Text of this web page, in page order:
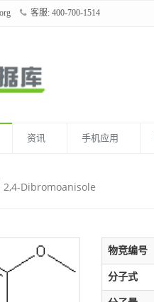
客服: 400-700-1514
资讯 手机应用
2,4-Dibromoanisole
物竞编号
分子式